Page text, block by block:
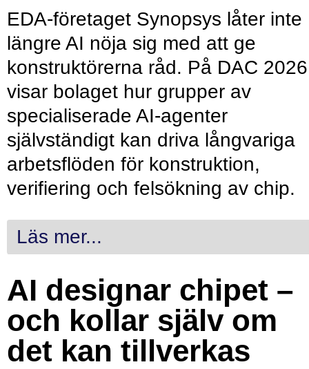
EDA-företaget Synopsys låter inte
längre AI nöja sig med att ge
konstruktörerna råd. På DAC 2026
visar bolaget hur grupper av
specialiserade AI-agenter
självständigt kan driva långvariga
arbetsflöden för konstruktion,
verifiering och felsökning av chip.
Läs mer...
AI designar chipet –
och kollar själv om
det kan tillverkas